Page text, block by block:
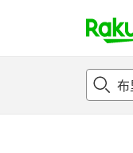
t
p
概况 客